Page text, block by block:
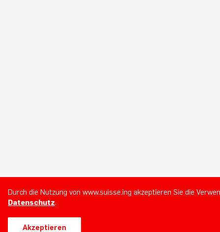
Durch die Nutzung von www.suisse.ing akzeptieren Sie die
Datenschutz.
Akzeptieren